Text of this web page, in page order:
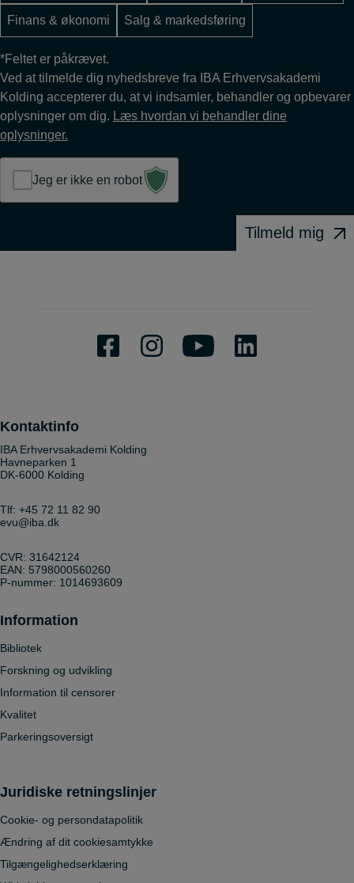
Finans & økonomi Salg & markedsføring
*Feltet er påkrævet.
Ved at tilmelde dig nyhedsbreve fra IBA Erhvervsakademi
Kolding accepterer du, at vi indsamler, behandler og opbevarer
oplysninger om dig. Læs hvordan vi behandler dine
oplysninger.
Jeg er ikke en robot
Tilmeld mig
Kontaktinfo
IBA Erhvervsakademi Kolding
Havneparken 1
DK-6000 Kolding
Tlf: +45 72 11 82 90
evu@iba.dk
CVR: 31642124
EAN: 5798000560260
P-nummer: 1014693609
Information
Bibliotek
Forskning og udvikling
Information til censorer
Kvalitet
Parkeringsoversigt
Juridiske retningslinjer
Cookie- og persondatapolitik
Ændring af dit cookiesamtykke
Tilgængelighedserklæring